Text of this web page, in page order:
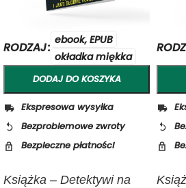
RODZAJ
ebook, EPUB
okładka miękka
DODAJ DO KOSZYKA
Ekspresowa wysyłka
Bezproblemowe zwroty
Bezpieczne płatności
Książka – Detektywi na